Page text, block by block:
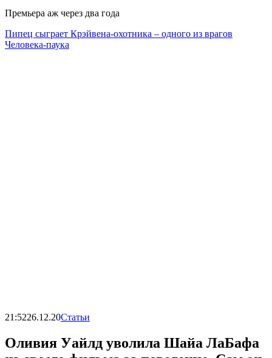
Премьера аж через два года
Пипец сыграет Крэйвена-охотника – одного из врагов
Человека-паука
21:5226.12.20Статьи
Оливия Уайлд уволила Шайа ЛаБафа